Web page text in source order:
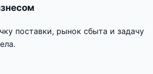
поставки, рынок сбыта и задачу